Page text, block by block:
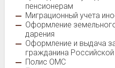
пенсионерам
Миграционный учета
Оформление
дарения
Оформление и выдача
гражданина
Полис ОМС